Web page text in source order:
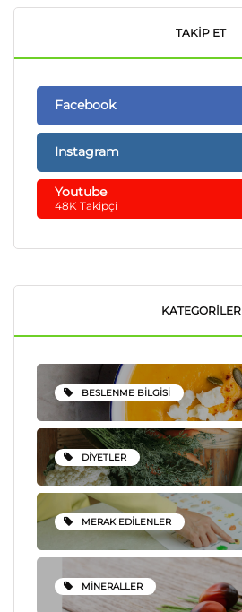
TAKIP ET
Facebook
Instagram
Youtube
48K Takipçi
KATEGORILER
BESLENME BILGISI
DIYETLER
MERAK EDILENLER
MINERALLER